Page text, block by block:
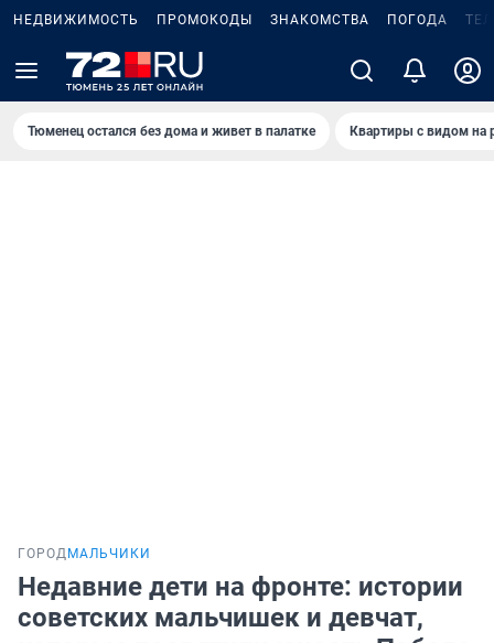
НЕДВИЖИМОСТЬ ПРОМОКОДЫ ЗНАКОМСТВА ПОГОДА
Тюменец остался без дома и живет в палатке Квартиры с видом на
ГОРОД МАЛЬЧИКИ
Недавние дети на фронте: истории
советских мальчишек и девчат,